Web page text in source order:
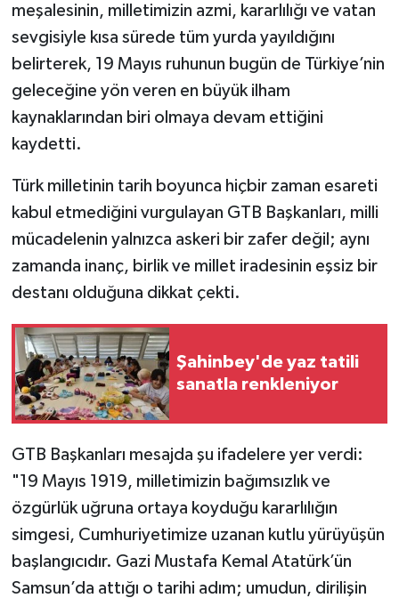
meşalesinin, milletimizin azmi, kararlılığı ve vatan
sevgisiyle kısa sürede tüm yurda yayıldığını
belirterek, 19 Mayıs ruhunun bugün de Türkiye’nin
geleceğine yön veren en büyük ilham
kaynaklarından biri olmaya devam ettiğini
kaydetti.
Türk milletinin tarih boyunca hiçbir zaman esareti
kabul etmediğini vurgulayan GTB Başkanları, milli
mücadelenin yalnızca askeri bir zafer değil; aynı
zamanda inanç, birlik ve millet iradesinin eşsiz bir
destanı olduğuna dikkat çekti.
Şahinbey'de yaz tatili
sanatla renkleniyor
GTB Başkanları mesajda şu ifadelere yer verdi:
"19 Mayıs 1919, milletimizin bağımsızlık ve
özgürlük uğruna ortaya koyduğu kararlılığın
simgesi, Cumhuriyetimize uzanan kutlu yürüyüşün
başlangıcıdır. Gazi Mustafa Kemal Atatürk’ün
Samsun’da attığı o tarihi adım; umudun, dirilişin